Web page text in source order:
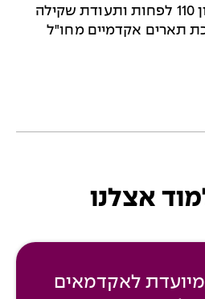
מעבר מבחן יע"ל בציון 110 לפחות ותעודת שקילה
תארים אקדמיים מחו"ל
אצלנו
לאקדמאים